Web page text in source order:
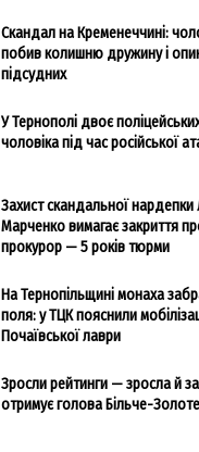
Скандал на Кременеччині:
побив колишню дружину і
підсудних
У Тернополі двоє
чоловіка під час російської
Захист скандальної
Марченко вимагає закриття
прокурор — 5 років тюрми
На Тернопільщині монаха
поля: у ТЦК пояснили
Почаївської лаври
Зросли рейтинги — зросла й
отримує голова Більче-